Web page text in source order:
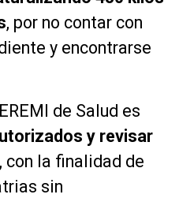
, por no contar con
y encontrarse
de Salud es
y revisar
con la finalidad de
sin